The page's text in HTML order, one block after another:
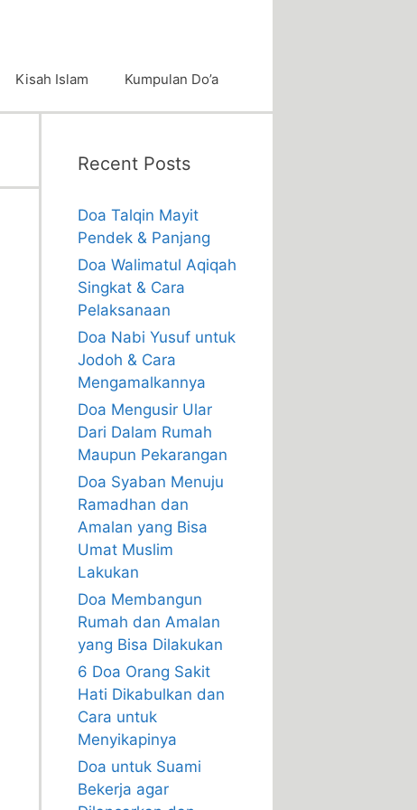
Kisah Islam Kumpulan Do’a
Recent Posts
Doa Talqin Mayit
Pendek & Panjang
Doa Walimatul Aqiqah
Singkat & Cara
Pelaksanaan
Doa Nabi Yusuf untuk
Jodoh & Cara
Mengamalkannya
Doa Mengusir Ular
Dari Dalam Rumah
Maupun Pekarangan
Doa Syaban Menuju
Ramadhan dan
Amalan yang Bisa
Umat Muslim
Lakukan
Doa Membangun
Rumah dan Amalan
yang Bisa Dilakukan
6 Doa Orang Sakit
Hati Dikabulkan dan
Cara untuk
Menyikapinya
Doa untuk Suami
Bekerja agar